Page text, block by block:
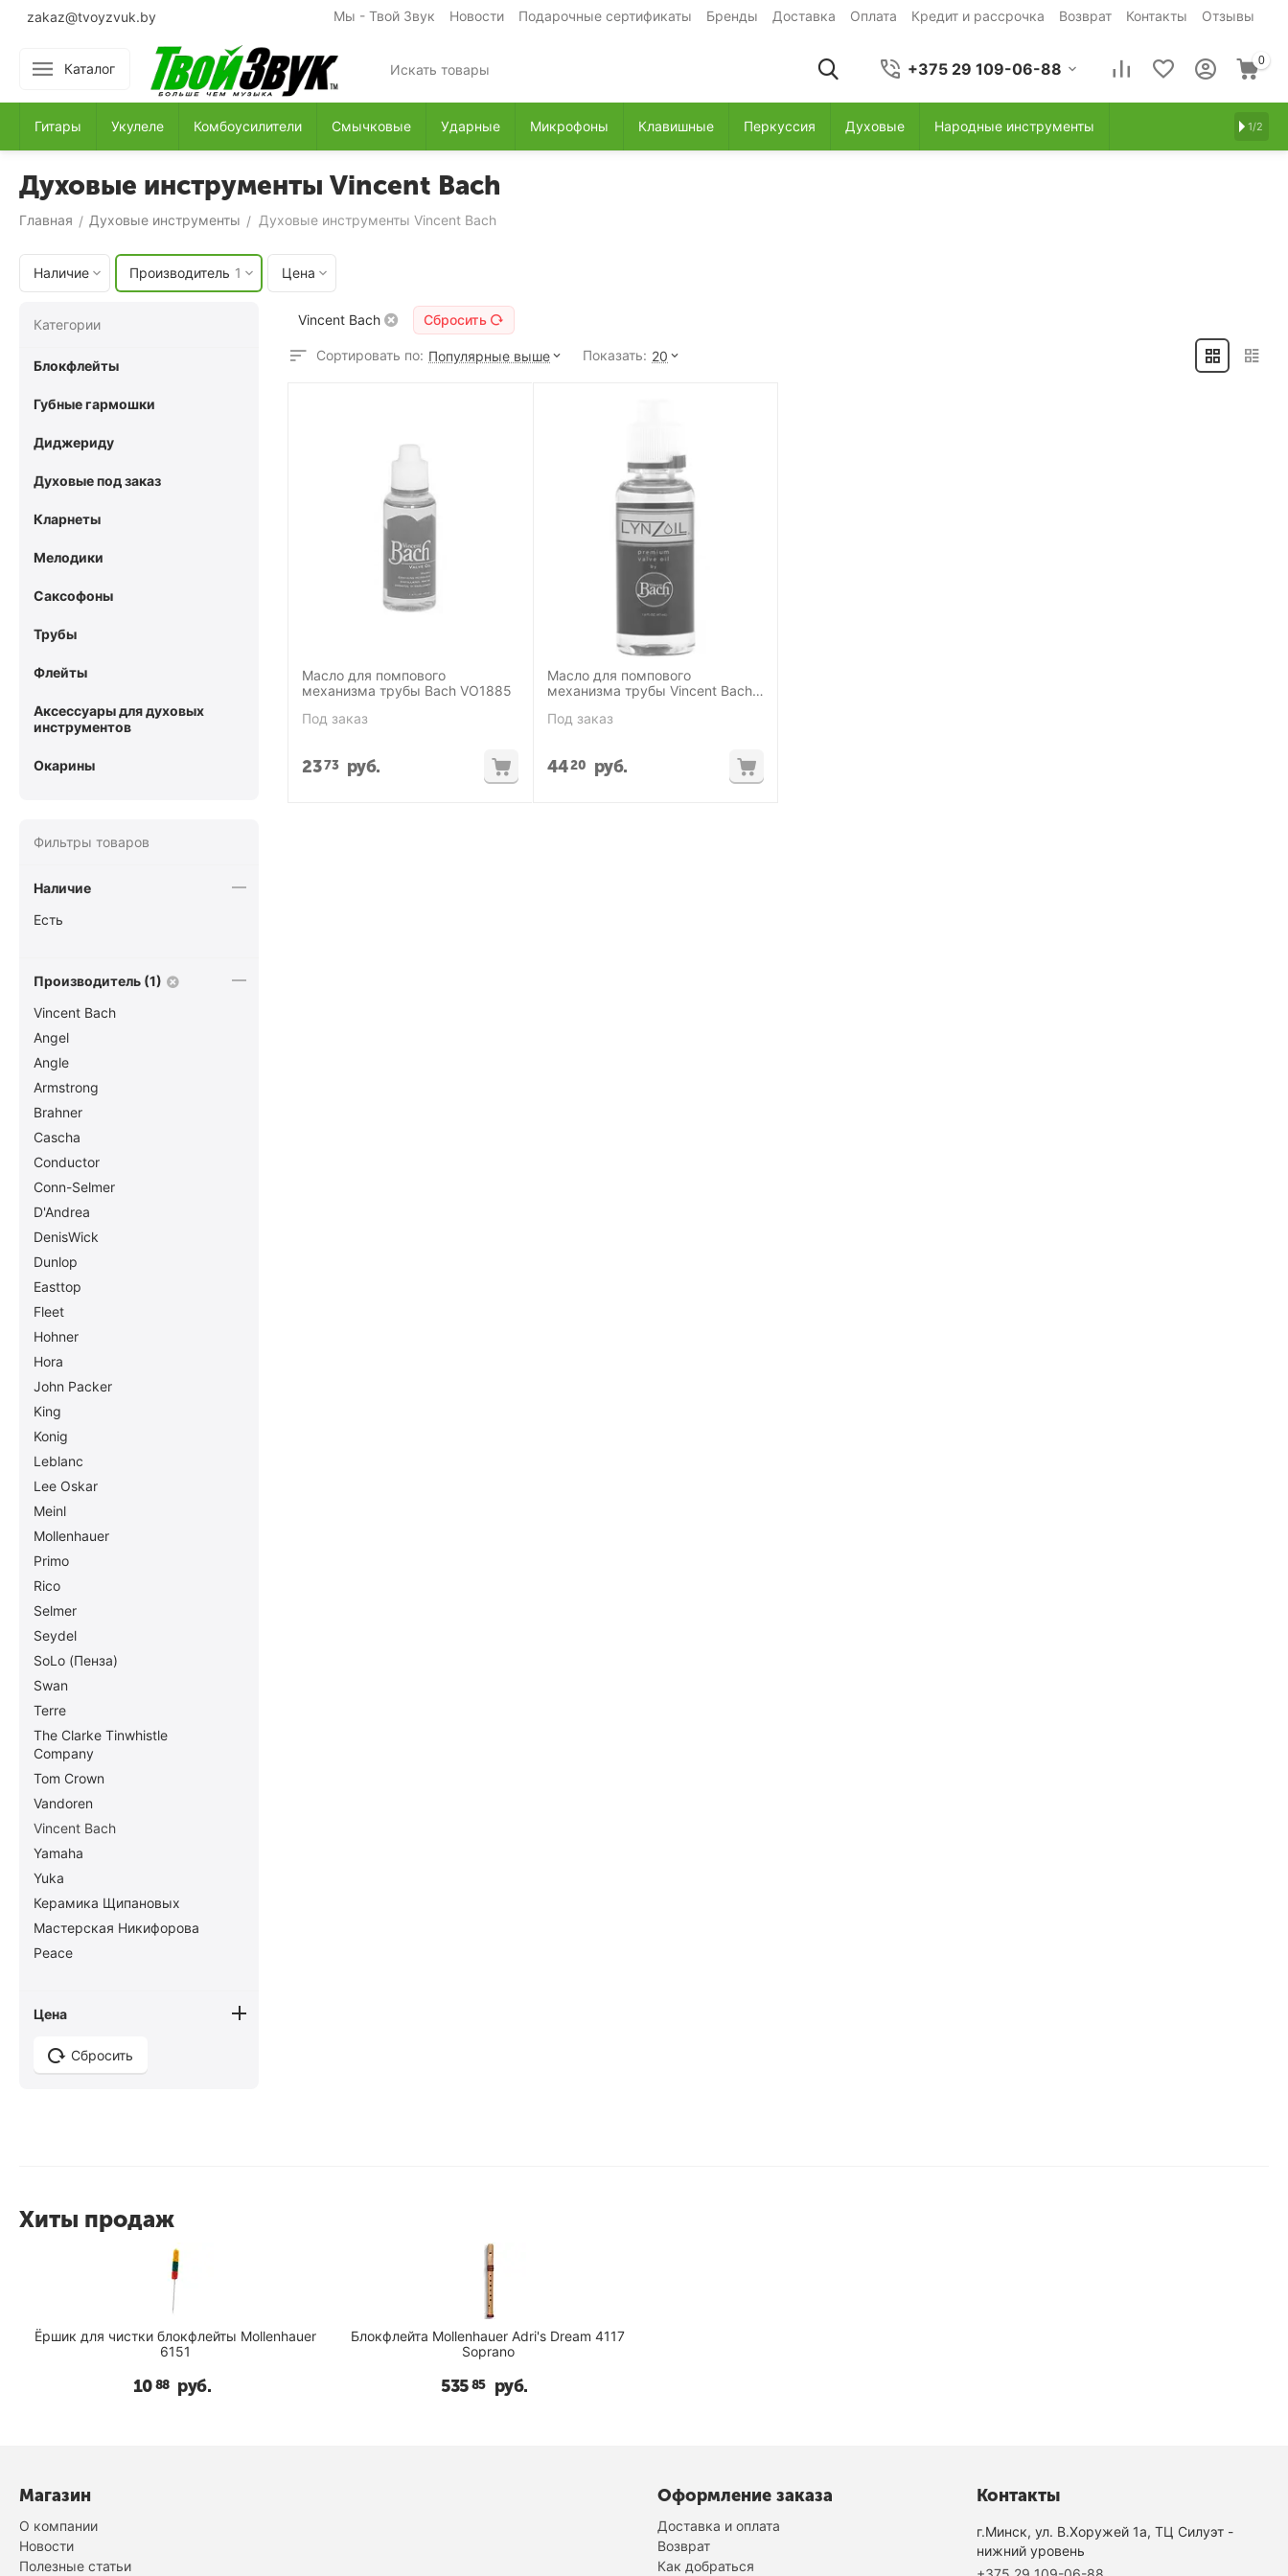
zakaz@tvoyzvuk.by Мы - Твой Звук Новости Подарочные сертификаты Бренды Доставка Оплата Кредит и рассрочка Возврат Контакты Отзывы
Каталог +375 29 109-06-88 0
Гитары Укулеле Комбоусилители Смычковые Ударные Микрофоны Клавишные Перкуссия Духовые Народные инструменты 1/2
Духовые инструменты Vincent Bach
Главная / Духовые инструменты / Духовые инструменты Vincent Bach
Наличие Производитель 1 Цена
Vincent Bach Сбросить
Сортировать по: Популярные выше Показать: 20
Масло для помпового
механизма трубы Bach VO1885
Под заказ
2373 руб.
Масло для помпового
механизма трубы Vincent Bach
Под заказ
4420 руб.
Категории
Блокфлейты
Губные гармошки
Диджериду
Духовые под заказ
Кларнеты
Мелодики
Саксофоны
Трубы
Флейты
Аксессуары для духовых
инструментов
Окарины
Фильтры товаров
Наличие
Есть
Производитель (1)
Vincent Bach
Angel
Angle
Armstrong
Brahner
Cascha
Conductor
Conn-Selmer
D'Andrea
DenisWick
Dunlop
Easttop
Fleet
Hohner
Hora
John Packer
King
Konig
Leblanc
Lee Oskar
Meinl
Mollenhauer
Primo
Rico
Selmer
Seydel
SoLo (Пенза)
Swan
Terre
The Clarke Tinwhistle
Company
Tom Crown
Vandoren
Vincent Bach
Yamaha
Yuka
Керамика Щипановых
Мастерская Никифорова
Peace
Цена
Сбросить
Хиты продаж
Ёршик для чистки блокфлейты Mollenhauer
6151
1088 руб.
Блокфлейта Mollenhauer Adri's Dream 4117
Soprano
53585 руб.
Магазин
О компании
Новости
Полезные статьи
Оформление заказа
Доставка и оплата
Возврат
Как добраться
Контакты
г.Минск, ул. В.Хоружей 1а, ТЦ Силуэт -
нижний уровень